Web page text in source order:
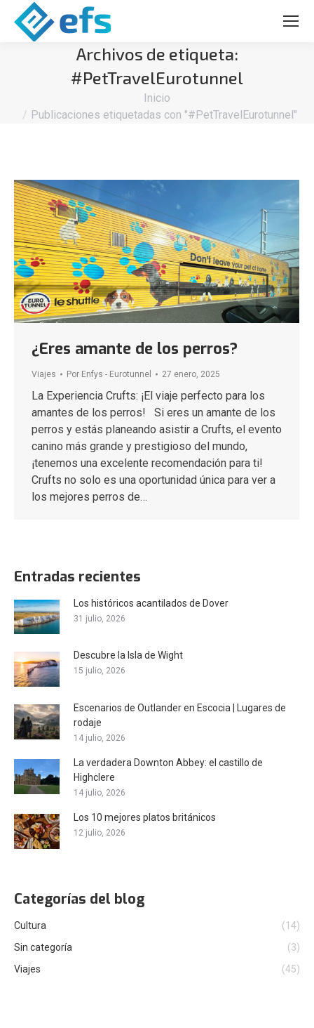
Archivos de etiqueta:
#PetTravelEurotunnel
Inicio
Publicaciones etiquetadas con "#PetTravelEurotunnel"
¿Eres amante de los perros?
Viajes Por Enfys - Eurotunnel 27 enero, 2025
La Experiencia Crufts: ¡El viaje perfecto para los
amantes de los perros! Si eres un amante de los
perros y estás planeando asistir a Crufts, el evento
canino más grande y prestigioso del mundo,
¡tenemos una excelente recomendación para ti!
Crufts no solo es una oportunidad única para ver a
los mejores perros de…
Entradas recientes
Los históricos acantilados de Dover
31 julio, 2026
Descubre la Isla de Wight
15 julio, 2026
Escenarios de Outlander en Escocia | Lugares de
rodaje
14 julio, 2026
La verdadera Downton Abbey: el castillo de
Highclere
14 julio, 2026
Los 10 mejores platos británicos
12 julio, 2026
Categorías del blog
Cultura
(14)
Sin categoría
(3)
Viajes
(45)